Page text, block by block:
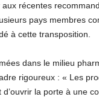
aux récentes
pays membres
à cette transposition.
dans le milieu
rigoureux : « Les
d’ouvrir la porte à une